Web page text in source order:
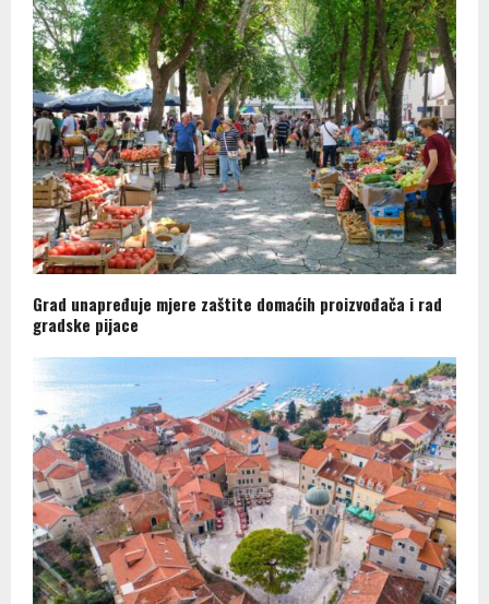
Grad unapređuje mjere zaštite domaćih proizvođača i rad
gradske pijace